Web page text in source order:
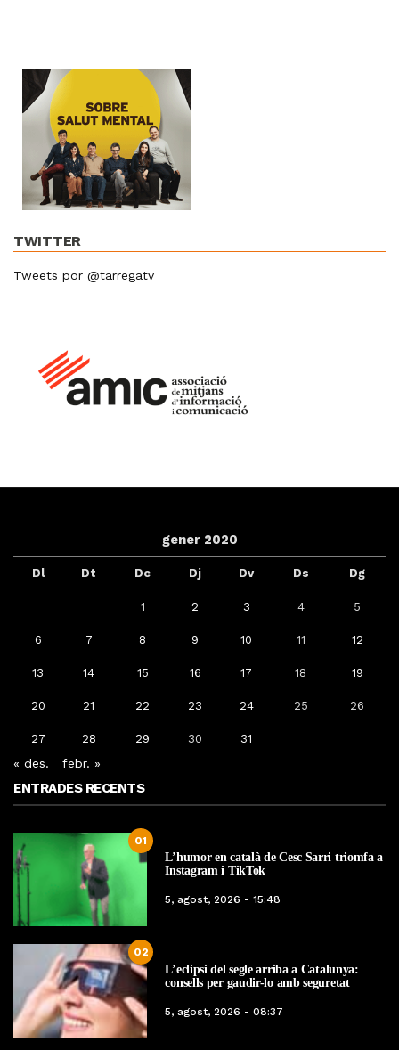
TWITTER
Tweets por @tarregatv
gener 2020
Dl Dt Dc Dj Dv Ds Dg
1 2 3 4 5
6 7 8 9 10 11 12
13 14 15 16 17 18 19
20 21 22 23 24 25 26
27 28 29 30 31
« des. febr. »
ENTRADES RECENTS
01
L’humor en català de Cesc Sarri triomfa a
Instagram i TikTok
5, agost, 2026 - 15:48
02
L’eclipsi del segle arriba a Catalunya:
consells per gaudir-lo amb seguretat
5, agost, 2026 - 08:37